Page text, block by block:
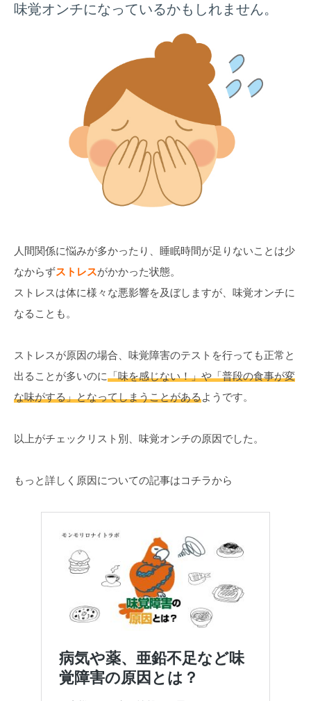
味覚オンチになっているかもしれません。
人間関係に悩みが多かったり、睡眠時間が足りないことは少
なからずストレスがかかった状態。
ストレスは体に様々な悪影響を及ぼしますが、味覚オンチに
なることも。
ストレスが原因の場合、味覚障害のテストを行っても正常と
出ることが多いのに「味を感じない！」や「普段の食事が変
な味がする」となってしまうことがあるようです。
以上がチェックリスト別、味覚オンチの原因でした。
もっと詳しく原因についての記事はコチラから